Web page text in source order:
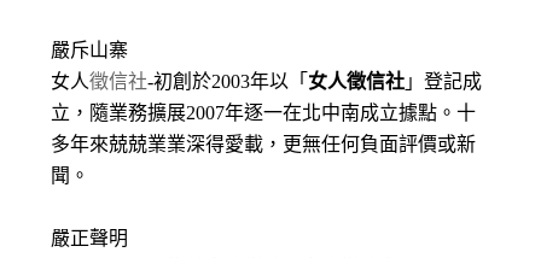
嚴斥山寨
女人徵信社-初創於2003年以「 女人徵信社 」登記成
立，隨業務擴展2007年逐一在北中南成立據點。十
多年來兢兢業業深得愛載，更無任何負面評價或新
聞。
嚴正聲明